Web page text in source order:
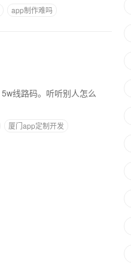
app制作难吗
厦门app定制开发